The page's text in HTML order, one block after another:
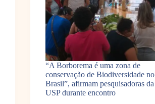
“A Borborema é uma zona de
conservação de Biodiversidade no
Brasil”, afirmam pesquisadoras da
USP durante encontro